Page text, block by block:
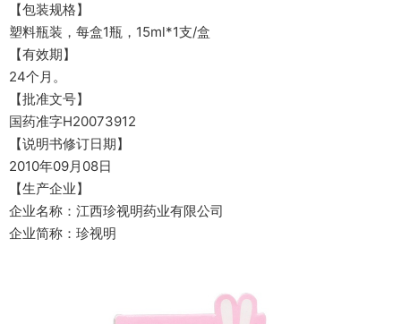
【包装规格】
塑料瓶装，每盒1瓶，15ml*1支/盒
【有效期】
24个月。
【批准文号】
国药准字H20073912
【说明书修订日期】
2010年09月08日
【生产企业】
企业名称：江西珍视明药业有限公司
企业简称：珍视明